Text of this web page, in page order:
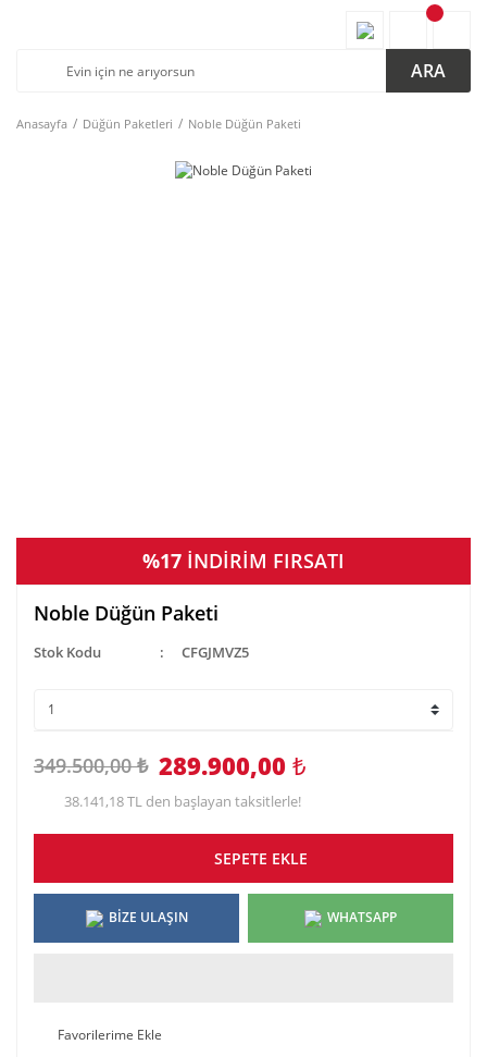
ARA
Anasayfa Düğün Paketleri Noble Düğün Paketi
%17 İNDİRİM FIRSATI
Noble Düğün Paketi
Stok Kodu CFGJMVZ5
349.500,00 ₺ 289.900,00 ₺
38.141,18 TL den başlayan taksitlerle!
SEPETE EKLE
BİZE ULAŞIN WHATSAPP